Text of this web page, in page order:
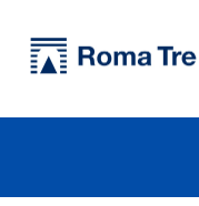
Storia, teorie e tecniche della letteratura per l’infanzia e l’adolescenza (STeLIA) - Università Roma Tre